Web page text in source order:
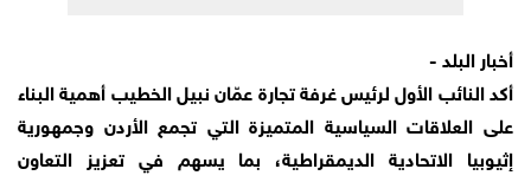
أخبار البلد -
أكد النائب الأول لرئيس غرفة تجارة عمّان نبيل الخطيب أهمية البناء
على العلاقات السياسية المتميزة التي تجمع الأردن وجمهورية
إثيوبيا الاتحادية الديمقراطية، بما يسهم في تعزيز التعاون